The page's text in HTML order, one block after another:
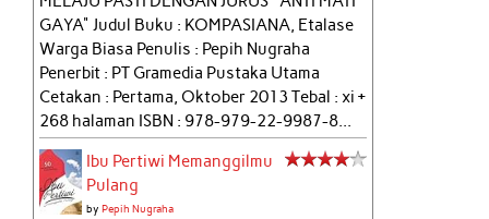
GAYA" Judul Buku : KOMPASIANA, Etalase
Warga Biasa Penulis : Pepih Nugraha
Penerbit : PT Gramedia Pustaka Utama
Cetakan : Pertama, Oktober 2013 Tebal : xi +
268 halaman ISBN : 978-979-22-9987-8...
Ibu Pertiwi Memanggilmu
Pulang
byPepih Nugraha